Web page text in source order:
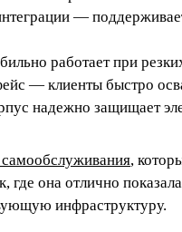
—
работает при
— клиенты быстро
надежно защищает
,
где она отлично
инфраструктуру.